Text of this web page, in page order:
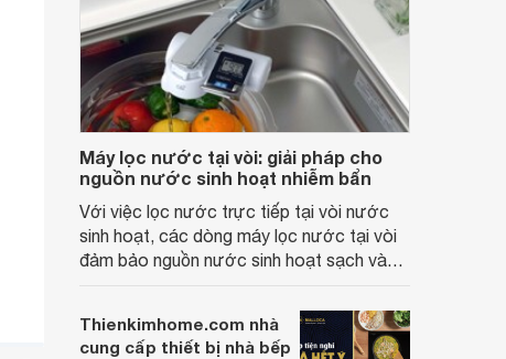
Máy lọc nước tại vòi: giải pháp cho
nguồn nước sinh hoạt nhiễm bẩn
Với việc lọc nước trực tiếp tại vòi nước
sinh hoạt, các dòng máy lọc nước tại vòi
đảm bảo nguồn nước sinh hoạt sạch và
Thienkimhome.com nhà
cung cấp thiết bị nhà bếp